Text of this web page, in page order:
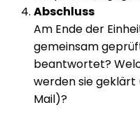
Abschluss
Am Ende der
gemeinsam
beantwortet?
werden sie geklärt
Mail)?